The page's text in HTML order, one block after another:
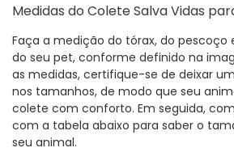
Medidas do Colete Salva Vidas
Faça a medição do tórax, do
do seu pet, conforme definido na
as medidas, certifique-se de deixar
nos tamanhos, de modo que seu
colete com conforto. Em seguida,
com a tabela abaixo para saber o
seu animal.